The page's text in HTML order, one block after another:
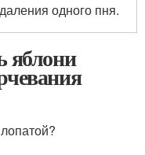
одного пня.
яблони